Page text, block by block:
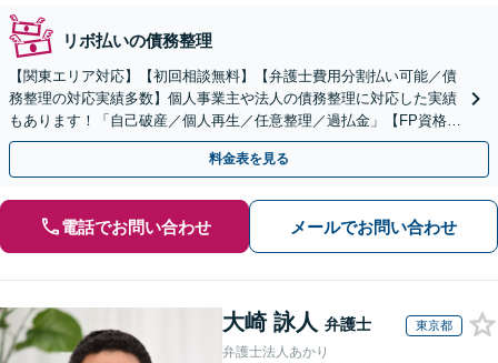
リボ払いの債務整理
【関東エリア対応】【初回相談無料】【弁護士費用分割払い可能／債
務整理の対応実績多数】個人事業主や法人の債務整理に対応した実績
もあります！「自己破産／個人再生／任意整理／過払金」【FP資格あ
り／家計管理も万全に】
料金表を見る
電話でお問い合わせ メールでお問い合わせ
大崎 詠人 弁護士 東京都
弁護士法人あかり